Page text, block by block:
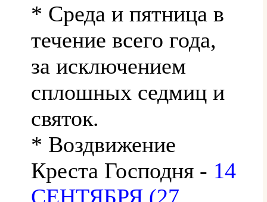
* Среда и пятница в
течение всего года,
за исключением
сплошных седмиц и
святок.
* Воздвижение
Креста Господня - 14
СЕНТЯБРЯ (27